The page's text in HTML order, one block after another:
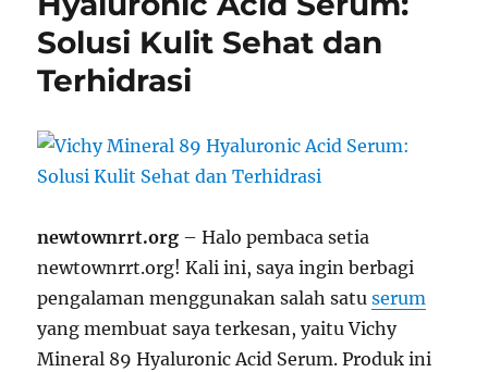
Solusi Kulit Sehat dan
Terhidrasi
newtownrrt.org – Halo pembaca setia
newtownrrt.org! Kali ini, saya ingin berbagi
pengalaman menggunakan salah satuserum
yang membuat saya terkesan, yaitu Vichy
Mineral 89 Hyaluronic Acid Serum. Produk ini